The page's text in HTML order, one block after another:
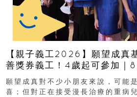
【親子義工2026】願望成真
善獎券義工！4歲起可參加｜
新界
願望成真對不少小朋友來說，可能
喜；但對正在接受漫長治療的重病